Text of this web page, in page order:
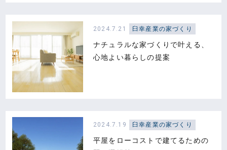
工
事
2024.7.21 臼幸産業の家づくり
ナチュラルな家づくりで叶える、
心地よい暮らしの提案
2024.7.19 臼幸産業の家づくり
平屋をローコストで建てるための